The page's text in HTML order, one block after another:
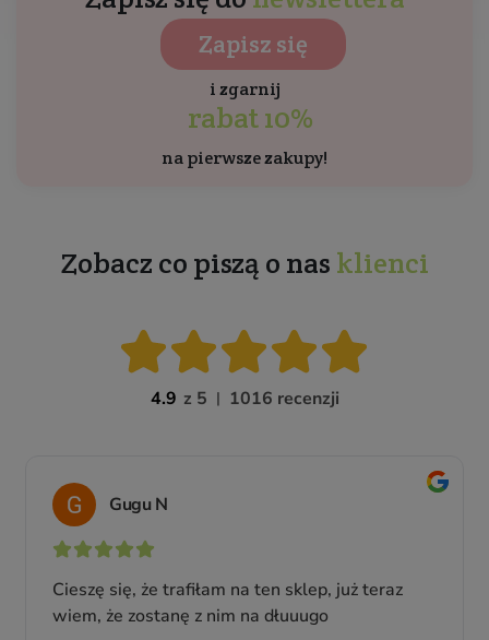
Zapisz się
i zgarnij
rabat 10%
na pierwsze zakupy!
Zobacz co piszą o nas klienci